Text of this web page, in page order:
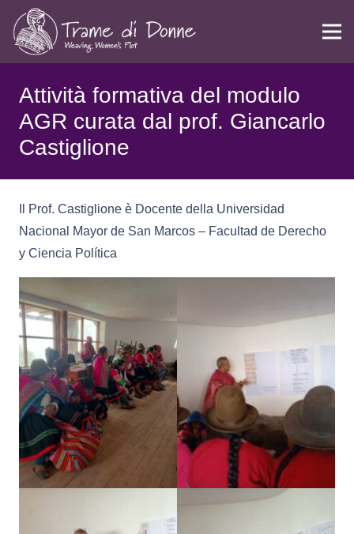
Attività formativa del modulo
AGR curata dal prof. Giancarlo
Castiglione
Il Prof. Castiglione è Docente della Universidad
Nacional Mayor de San Marcos – Facultad de Derecho
y Ciencia Política